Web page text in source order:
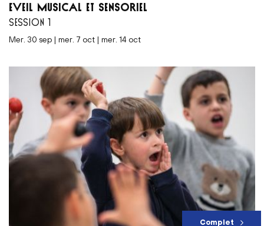
ÉVEIL MUSICAL ET SENSORIEL
SESSION 1
mer. 30 sep | mer. 7 oct | mer. 14 oct
Complet